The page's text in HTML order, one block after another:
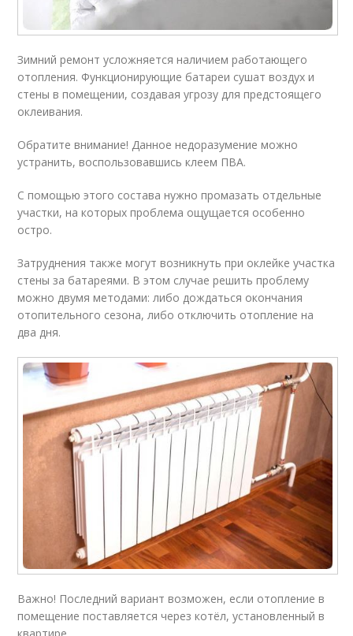
Зимний ремонт усложняется наличием работающего
отопления. Функционирующие батареи сушат воздух и
стены в помещении, создавая угрозу для предстоящего
оклеивания.
Обратите внимание! Данное недоразумение можно
устранить, воспользовавшись клеем ПВА.
С помощью этого состава нужно промазать отдельные
участки, на которых проблема ощущается особенно
остро.
Затруднения также могут возникнуть при оклейке участка
стены за батареями. В этом случае решить проблему
можно двумя методами: либо дождаться окончания
отопительного сезона, либо отключить отопление на
два дня.
Важно! Последний вариант возможен, если отопление в
помещение поставляется через котёл, установленный в